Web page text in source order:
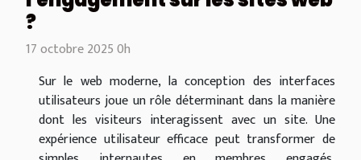
?
17 octobre 2025 0h
Sur le web moderne, la conception des interfaces
utilisateurs joue un rôle déterminant dans la manière
dont les visiteurs interagissent avec un site. Une
expérience utilisateur efficace peut transformer de